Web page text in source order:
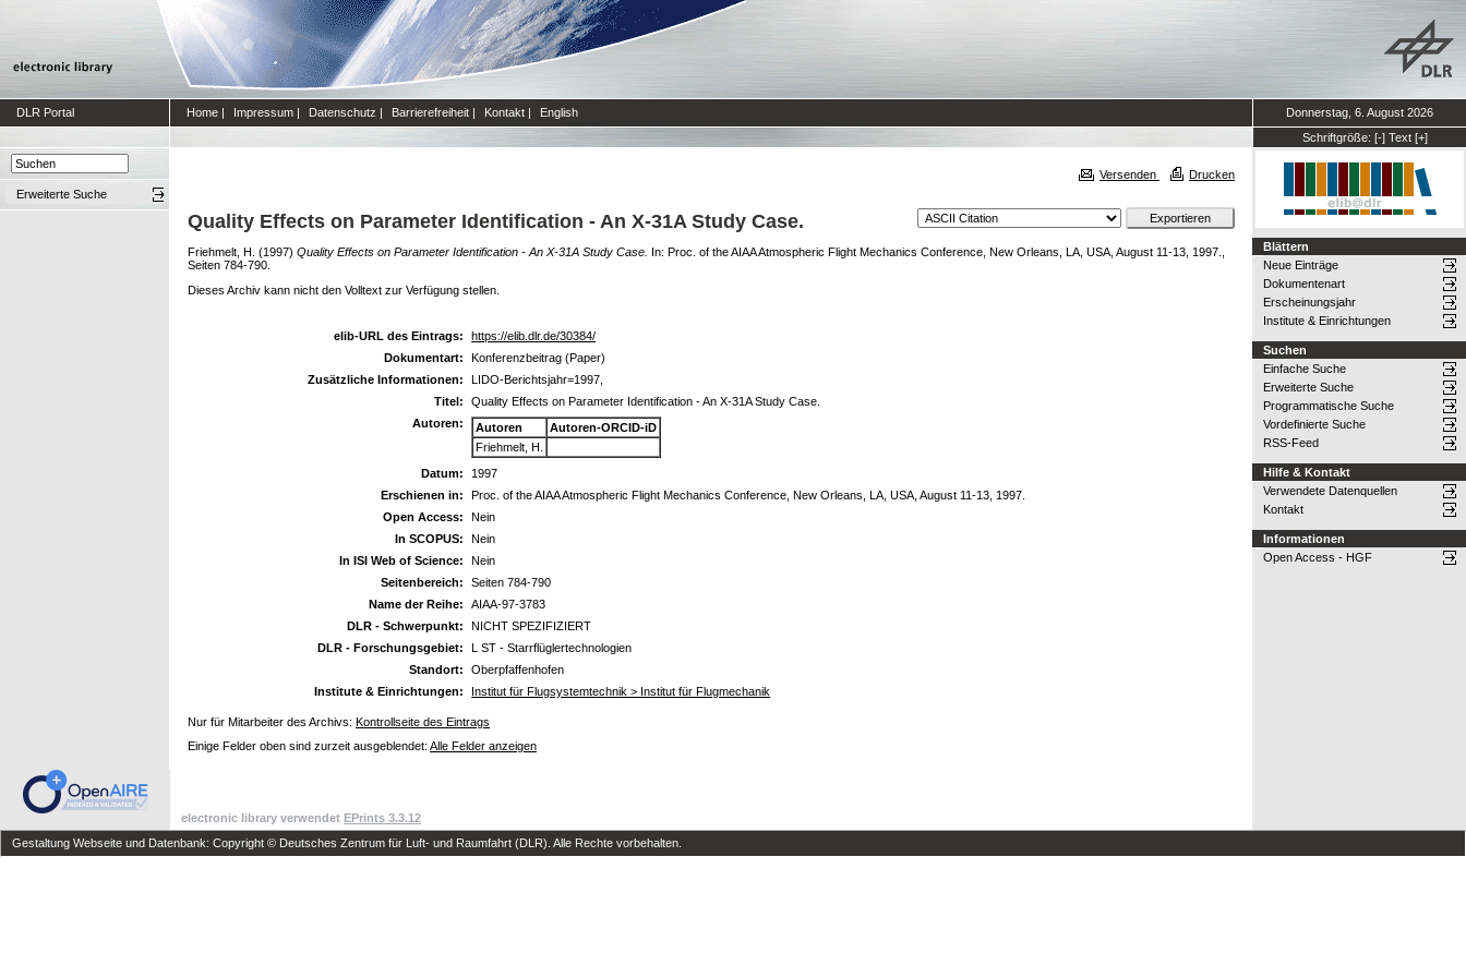
DLR Portal Home | Impressum | Datenschutz | Barrierefreiheit | Kontakt | English
Donnerstag, 6. August 2026
Schriftgröße: [-] Text [+]
Erweiterte Suche
Versenden Drucken
Quality Effects on Parameter Identification - An X-31A Study Case.
Friehmelt, H. (1997) Quality Effects on Parameter Identification - An X-31A Study Case. In: Proc. of the AIAA Atmospheric Flight Mechanics Conference, New Orleans, LA, USA, August 11-13, 1997.,
Seiten 784-790.
Dieses Archiv kann nicht den Volltext zur Verfügung stellen.
elib-URL des Eintrags:
https://elib.dlr.de/30384/
Dokumentart:
Konferenzbeitrag (Paper)
Zusätzliche Informationen:
LIDO-Berichtsjahr=1997,
Titel:
Quality Effects on Parameter Identification - An X-31A Study Case.
Autoren:
Autoren
Autoren-ORCID-iD
Friehmelt, H.
Datum:
1997
Erschienen in:
Proc. of the AIAA Atmospheric Flight Mechanics Conference, New Orleans, LA, USA, August 11-13, 1997.
Open Access:
Nein
In SCOPUS:
Nein
In ISI Web of Science:
Nein
Seitenbereich:
Seiten 784-790
Name der Reihe:
AIAA-97-3783
DLR - Schwerpunkt:
NICHT SPEZIFIZIERT
DLR - Forschungsgebiet:
L ST - Starrflüglertechnologien
Standort:
Oberpfaffenhofen
Institute & Einrichtungen:
Institut für Flugsystemtechnik > Institut für Flugmechanik
Nur für Mitarbeiter des Archivs: Kontrollseite des Eintrags
Einige Felder oben sind zurzeit ausgeblendet: Alle Felder anzeigen
Blättern
Neue Einträge
Dokumentenart
Erscheinungsjahr
Institute & Einrichtungen
Suchen
Einfache Suche
Erweiterte Suche
Programmatische Suche
Vordefinierte Suche
RSS-Feed
Hilfe & Kontakt
Verwendete Datenquellen
Kontakt
Informationen
Open Access - HGF
electronic library verwendet EPrints 3.3.12
Gestaltung Webseite und Datenbank: Copyright © Deutsches Zentrum für Luft- und Raumfahrt (DLR). Alle Rechte vorbehalten.